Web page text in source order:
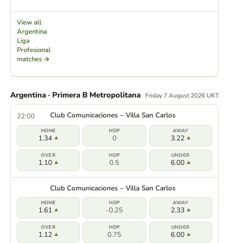
View all
Argentina
Liga
Profesional
matches →
Argentina · Primera B Metropolitana Friday 7 August 2026 UKT
22:00 Club Comunicaciones – Villa San Carlos
1.34 0 3.22
1.10 0.5 6.00
Club Comunicaciones – Villa San Carlos
1.61 -0.25 2.33
1.12 0.75 6.00